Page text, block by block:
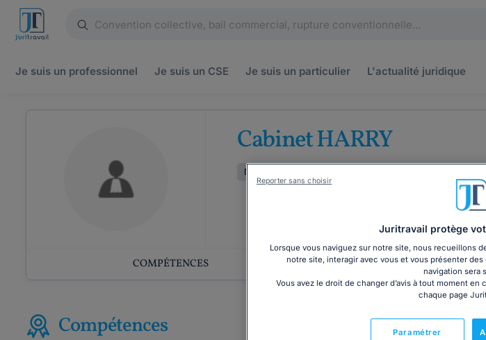
Je suis un professionnel Je suis un CSE Je suis un particulier L'actualité juridique
Cabinet HARRY
Droit de la famille
COMPÉTENCES
Compétences
Juritravail protège
Lorsque vous naviguez sur notre site, nous recueillons
notre site, interagir avec vous et vous présenter
navigation sera
Vous avez le droit de changer d’avis à tout moment
chaque page
Paramétrer
Reporter sans choisir